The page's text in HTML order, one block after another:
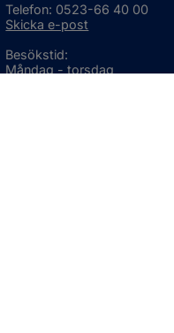
Telefon: 0523-66 40 00
Skicka e-post
Besökstid:
Måndag - torsdag